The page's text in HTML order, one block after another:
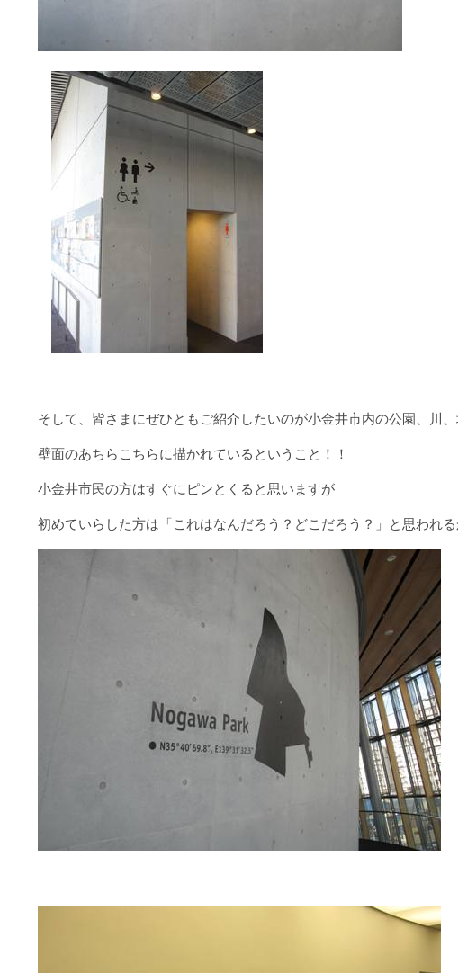
そして、皆さまにぜひともご紹介したいのが小金井市内の公園、川
壁面のあちらこちらに描かれているということ！！
小金井市民の方はすぐにピンとくると思いますが
初めていらした方は「これはなんだろう？どこだろう？」と思われる